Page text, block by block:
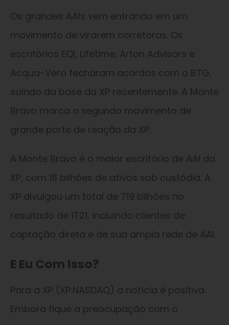
Os grandes AAIs vem entrando em um
movimento de virarem corretoras. Os
escritórios EQI, Lifetime, Arton Advisors e
Acqua-Vero fecharam acordos com o BTG,
saindo da base da XP recentemente. A Monte
Bravo marca o segundo movimento de
grande porte de reação da XP.
A Monte Bravo é o maior escritório de AAI da
XP, com 18 bilhões de ativos sob custódia. A
XP divulgou um total de 719 bilhões no
resultado de 1T21, incluindo clientes de
captação direta e de sua ampla rede de AAI.
E Eu Com Isso?
Para a XP (XP:NASDAQ) a notícia é positiva.
Embora fique a preocupação com o